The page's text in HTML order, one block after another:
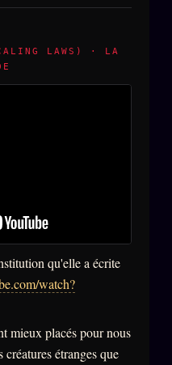
LAWS) · LA
qu'elle a écrite
watch?
mieux placés pour nous
étranges que